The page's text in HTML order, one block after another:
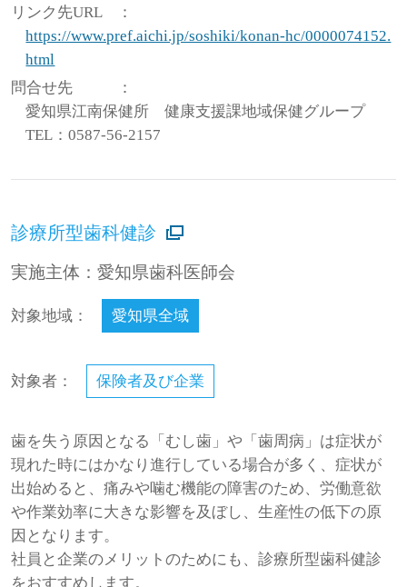
リンク先URL
：
https://www.pref.aichi.jp/soshiki/konan-hc/0000074152.
html
問合せ先
：
愛知県江南保健所 健康支援課地域保健グループ
TEL：0587-56-2157
診療所型歯科健診
実施主体：愛知県歯科医師会
対象地域： 愛知県全域
対象者： 保険者及び企業
歯を失う原因となる「むし歯」や「歯周病」は症状が
現れた時にはかなり進行している場合が多く、症状が
出始めると、痛みや噛む機能の障害のため、労働意欲
や作業効率に大きな影響を及ぼし、生産性の低下の原
因となります。
社員と企業のメリットのためにも、診療所型歯科健診
をおすすめします。